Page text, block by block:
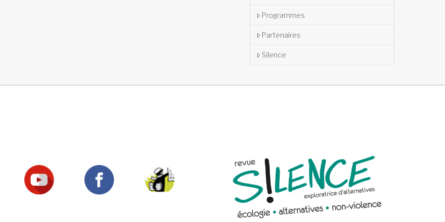
Programmes
Partenaires
Silence